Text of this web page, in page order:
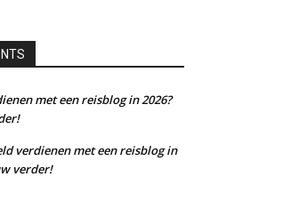
met een reisblog in 2026?
verdienen met een reisblog in
verder!